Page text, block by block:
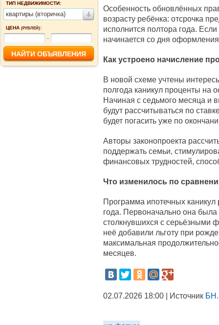
ТИП НЕДВИЖИМОСТИ:
квартиры (вторичка)
ЦЕНА (РУБЛЕЙ):
-
Особенность обновлённых
возрасту ребёнка: отсрочка
исполнится полтора года.
начинается со дня
Как устроено начисление
В новой схеме учтены
полгода каникул проценты на
Начиная с седьмого месяца и
будут рассчитываться по
будет погасить уже по
Авторы законопроекта
поддержать семьи,
финансовых трудностей,
Что изменилось по
Программа ипотечных
года. Первоначально она
столкнувшихся с серьёзными
неё добавили льготу при
максимальная
месяцев.
02.07.2026 18:00 | Источник